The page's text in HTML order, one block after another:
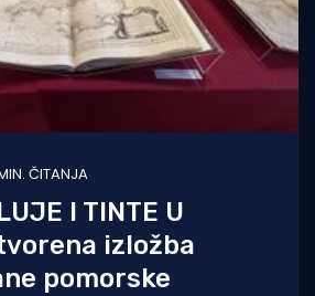
ČITANJA
I TINTE U
izložba
pomorske